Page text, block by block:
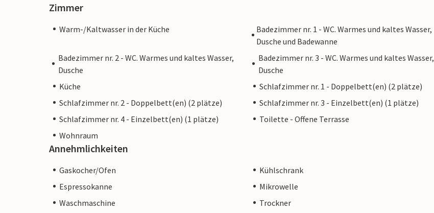
Zimmer
Warm-/Kaltwasser in der Küche
Badezimmer nr. 1 - WC. Warmes und kaltes Wasser,
Dusche und Badewanne
Badezimmer nr. 2 - WC. Warmes und kaltes Wasser,
Dusche
Badezimmer nr. 3 - WC. Warmes und kaltes Wasser,
Dusche
Küche
Schlafzimmer nr. 1 - Doppelbett(en) (2 plätze)
Schlafzimmer nr. 2 - Doppelbett(en) (2 plätze)
Schlafzimmer nr. 3 - Einzelbett(en) (1 plätze)
Schlafzimmer nr. 4 - Einzelbett(en) (1 plätze)
Toilette - Offene Terrasse
Wohnraum
Annehmlichkeiten
Gaskocher/Ofen
Kühlschrank
Espressokanne
Mikrowelle
Waschmaschine
Trockner